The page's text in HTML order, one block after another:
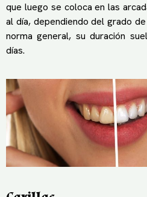
que luego se coloca en las
al día, dependiendo del grado
norma general, su duración
días.